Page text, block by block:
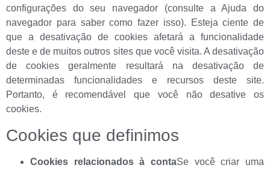
configurações do seu navegador (consulte a Ajuda do
navegador para saber como fazer isso). Esteja ciente de
que a desativação de cookies afetará a funcionalidade
deste e de muitos outros sites que você visita. A desativação
de cookies geralmente resultará na desativação de
determinadas funcionalidades e recursos deste site.
Portanto, é recomendável que você não desative os
cookies.
Cookies que definimos
Cookies relacionados à contaSe você criar uma